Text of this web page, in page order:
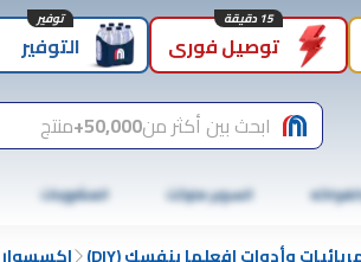
توصيل فوري
15 دقيقة
التوفير
توفير
ابحث بين أكثر من50,000+ منتج
السوبر ماركت المشروبات